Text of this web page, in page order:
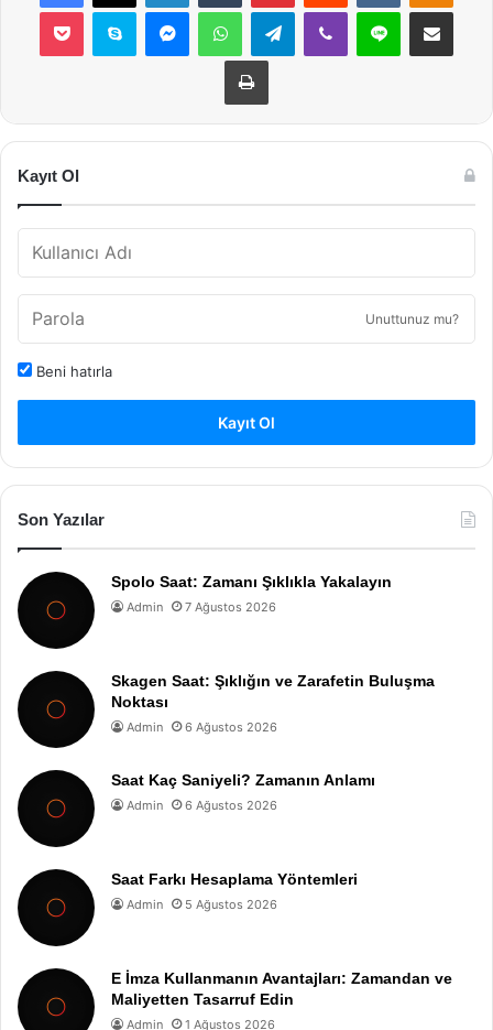
Pocket Skype MessengerWhatsAppTelegramViber Line E-Posta ile
Yazdır
Kayıt Ol
Unuttunuz mu?
Beni hatırla
Kayıt Ol
Son Yazılar
Spolo Saat: Zamanı Şıklıkla Yakalayın
Admin 7 Ağustos 2026
Skagen Saat: Şıklığın ve Zarafetin Buluşma
Noktası
Admin 6 Ağustos 2026
Saat Kaç Saniyeli? Zamanın Anlamı
Admin 6 Ağustos 2026
Saat Farkı Hesaplama Yöntemleri
Admin 5 Ağustos 2026
E İmza Kullanmanın Avantajları: Zamandan ve
Maliyetten Tasarruf Edin
Admin 1 Ağustos 2026